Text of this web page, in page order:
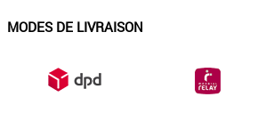
MODES DE LIVRAISON